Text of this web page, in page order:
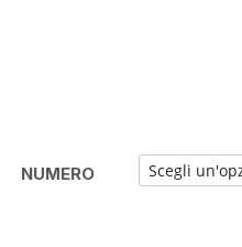
NUMERO